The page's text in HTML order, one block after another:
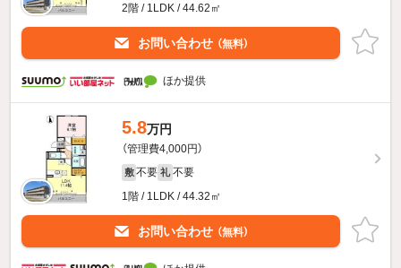
2階 / 1LDK / 44.62㎡
お問い合わせ （無料）
ほか提供
5.8万円
（管理費4,000円）
敷 不要 礼 不要
1階 / 1LDK / 44.32㎡
お問い合わせ （無料）